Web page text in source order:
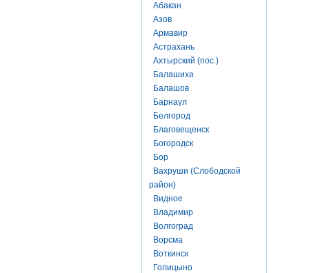
Абакан
Азов
Армавир
Астрахань
Ахтырский (пос.)
Балашиха
Балашов
Барнаул
Белгород
Благовещенск
Богородск
Бор
Вахруши (Слободской
район)
Видное
Владимир
Волгоград
Ворсма
Воткинск
Голицыно